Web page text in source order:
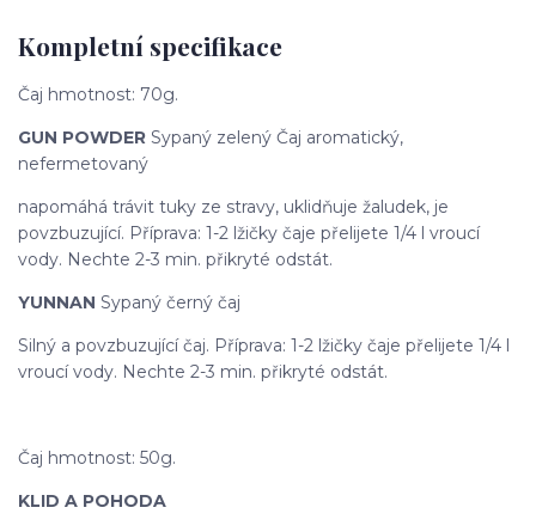
Kompletní specifikace
Čaj hmotnost: 70g.
GUN POWDER Sypaný zelený Čaj aromatický,
nefermetovaný
napomáhá trávit tuky ze stravy, uklidňuje žaludek, je
povzbuzující. Příprava: 1-2 lžičky čaje přelijete 1/4 l vroucí
vody. Nechte 2-3 min. přikryté odstát.
YUNNAN Sypaný černý čaj
Silný a povzbuzující čaj. Příprava: 1-2 lžičky čaje přelijete 1/4 l
vroucí vody. Nechte 2-3 min. přikryté odstát.
Čaj hmotnost: 50g.
KLID A POHODA